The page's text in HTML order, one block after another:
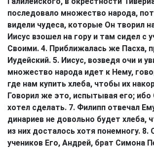
последовало множество народа,
видели чудеса, которые Он творил
Иисус взошел на гору и там сидел с
Своими. 4. Приближалась же Пасха,
Иудейский. 5. Иисус, возведя очи и
множество народа идет к Нему,
где нам купить хлеба, чтобы их
Говорил же это, испытывая его; ибо
хотел сделать. 7. Филипп отвечал
динариев не довольно будет
из них досталось хотя понемногу. 8.
учеников Его, Андрей, брат Симона